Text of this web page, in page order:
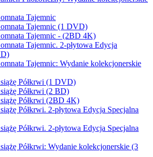
Tajemnic
Tajemnic (1 DVD)
Tajemnic - (2BD 4K)
Tajemnic. 2-płytowa Edycja
Tajemnic: Wydanie kolekcjonerskie
Półkrwi (1 DVD)
Półkrwi (2 BD)
Półkrwi (2BD 4K)
Półkrwi. 2-płytowa Edycja Specjalna
Półkrwi. 2-płytowa Edycja Specjalna
Półkrwi: Wydanie kolekcjonerskie (3